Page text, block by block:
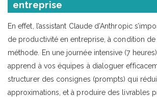
entreprise
En effet, l’assistant Claude d’Anthropic
de productivité en entreprise, à condition de
méthode. En une journée intensive (7
apprend à vos équipes à dialoguer
structurer des consignes (prompts) qui
approximations, et à produire des livrables